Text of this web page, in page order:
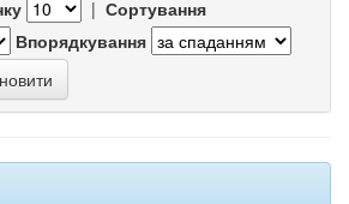
| Сортування
Впорядкування